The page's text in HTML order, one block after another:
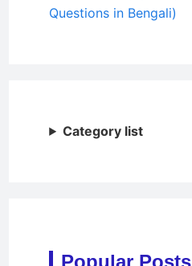
Questions in Bengali)
Category list
Popular Posts